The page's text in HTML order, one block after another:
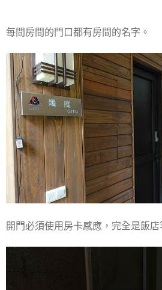
每間房間的門口都有房間的名字。
開門必須使用房卡感應，完全是飯